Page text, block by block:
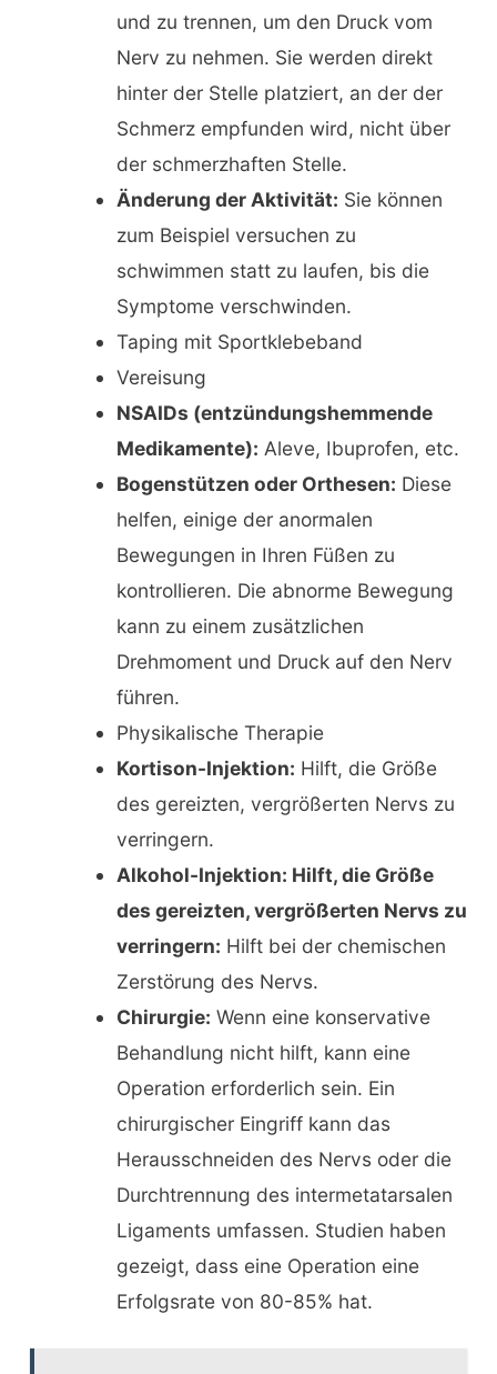
und zu trennen, um den Druck vom
Nerv zu nehmen. Sie werden direkt
hinter der Stelle platziert, an der der
Schmerz empfunden wird, nicht über
der schmerzhaften Stelle.
Änderung der Aktivität: Sie können
zum Beispiel versuchen zu
schwimmen statt zu laufen, bis die
Symptome verschwinden.
Taping mit Sportklebeband
Vereisung
NSAIDs (entzündungshemmende
Medikamente): Aleve, Ibuprofen, etc.
Bogenstützen oder Orthesen: Diese
helfen, einige der anormalen
Bewegungen in Ihren Füßen zu
kontrollieren. Die abnorme Bewegung
kann zu einem zusätzlichen
Drehmoment und Druck auf den Nerv
führen.
Physikalische Therapie
Kortison-Injektion: Hilft, die Größe
des gereizten, vergrößerten Nervs zu
verringern.
Alkohol-Injektion: Hilft, die Größe
des gereizten, vergrößerten Nervs zu
verringern: Hilft bei der chemischen
Zerstörung des Nervs.
Chirurgie: Wenn eine konservative
Behandlung nicht hilft, kann eine
Operation erforderlich sein. Ein
chirurgischer Eingriff kann das
Herausschneiden des Nervs oder die
Durchtrennung des intermetatarsalen
Ligaments umfassen. Studien haben
gezeigt, dass eine Operation eine
Erfolgsrate von 80-85% hat.